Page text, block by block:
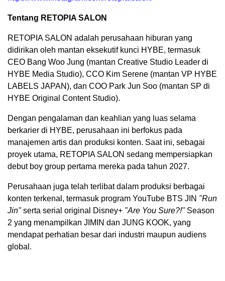
Tentang RETOPIA SALON
RETOPIA SALON adalah perusahaan hiburan yang
didirikan oleh mantan eksekutif kunci HYBE, termasuk
CEO Bang Woo Jung (mantan Creative Studio Leader di
HYBE Media Studio), CCO Kim Serene (mantan VP HYBE
LABELS JAPAN), dan COO Park Jun Soo (mantan SP di
HYBE Original Content Studio).
Dengan pengalaman dan keahlian yang luas selama
berkarier di HYBE, perusahaan ini berfokus pada
manajemen artis dan produksi konten. Saat ini, sebagai
proyek utama, RETOPIA SALON sedang mempersiapkan
debut boy group pertama mereka pada tahun 2027.
Perusahaan juga telah terlibat dalam produksi berbagai
konten terkenal, termasuk program YouTube BTS JIN "Run
Jin"serta serial original Disney+ "Are You Sure?!"Season
2 yang menampilkan JIMIN dan JUNG KOOK, yang
mendapat perhatian besar dari industri maupun audiens
global.